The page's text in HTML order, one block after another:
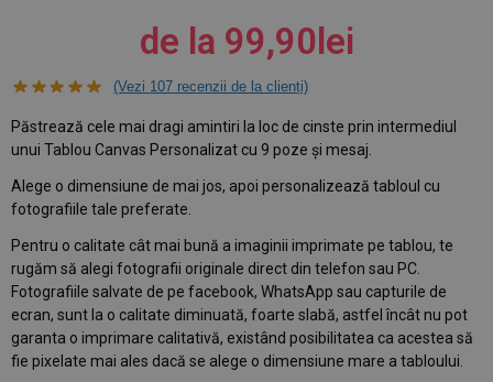
de la 99,90lei
(Vezi 107 recenzii de la clienți)
Păstrează cele mai dragi amintiri la loc de cinste prin intermediul
unui Tablou Canvas Personalizat cu 9 poze și mesaj.
Alege o dimensiune de mai jos, apoi personalizează tabloul cu
fotografiile tale preferate.
Pentru o calitate cât mai bună a imaginii imprimate pe tablou, te
rugăm să alegi fotografii originale direct din telefon sau PC.
Fotografiile salvate de pe facebook, WhatsApp sau capturile de
ecran, sunt la o calitate diminuată, foarte slabă, astfel încât nu pot
garanta o imprimare calitativă, existând posibilitatea ca acestea să
fie pixelate mai ales dacă se alege o dimensiune mare a tabloului.